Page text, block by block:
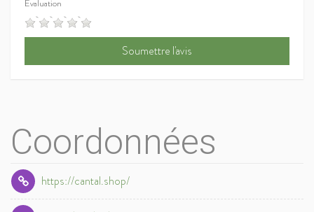
Évaluation
Coordonnées
https://cantal.shop/